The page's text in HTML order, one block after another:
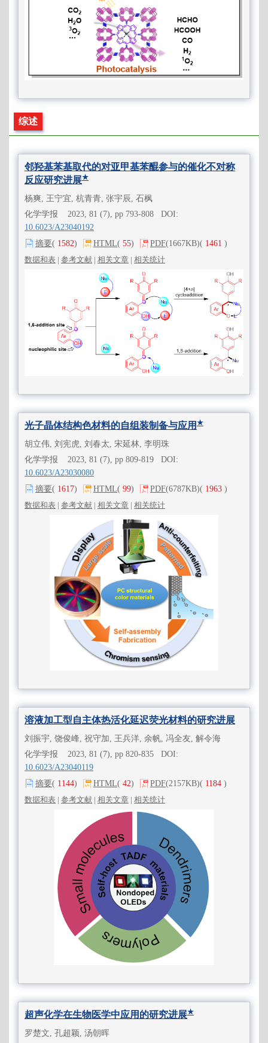
综述
邻羟基苯基取代的对亚甲基苯醌参与的催化不对称
反应研究进展★
杨爽, 王宁宜, 杭青青, 张宇辰, 石枫
化学学报 2023, 81 (7), pp 793-808 DOI:
10.6023/A23040192
摘要( 1582) HTML( 55) PDF(1667KB)( 1461 )
数据和表 | 参考文献 | 相关文章 | 相关统计
光子晶体结构色材料的自组装制备与应用 ★
胡立伟, 刘宪虎, 刘春太, 宋延林, 李明珠
化学学报 2023, 81 (7), pp 809-819 DOI:
10.6023/A23030080
摘要( 1617) HTML( 99) PDF(6787KB)( 1963 )
数据和表 | 参考文献 | 相关文章 | 相关统计
溶液加工型自主体热活化延迟荧光材料的研究进展
刘振宇, 饶俊峰, 祝守加, 王兵洋, 余帆, 冯全友, 解令海
化学学报 2023, 81 (7), pp 820-835 DOI:
10.6023/A23040119
摘要( 1144) HTML( 42) PDF(2157KB)( 1184 )
数据和表 | 参考文献 | 相关文章 | 相关统计
超声化学在生物医学中应用的研究进展★
罗楚文, 孔超颖, 汤朝晖